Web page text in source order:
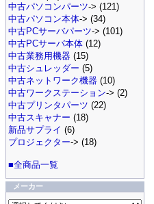
中古パソコンパーツ-> (121)
中古パソコン本体-> (34)
中古PCサーバパーツ-> (101)
中古PCサーバ本体 (12)
中古業務用機器 (15)
中古シュレッダー (5)
中古ネットワーク機器 (10)
中古ワークステーション-> (2)
中古プリンタパーツ (22)
中古スキャナー (18)
新品サプライ (6)
プロジェクター-> (18)
■全商品一覧
メーカー